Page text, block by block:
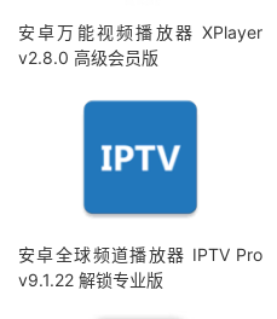
安卓万能视频播放器 XPlayer
v2.8.0 高级会员版
安卓全球频道播放器 IPTV Pro
v9.1.22 解锁专业版